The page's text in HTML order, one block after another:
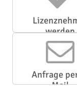
werden
Anfrage
Mail